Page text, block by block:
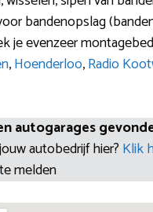
bandenopslag
je evenzeer
,Hoenderloo,Radio
autogarages
autobedrijf hier? Klik
melden